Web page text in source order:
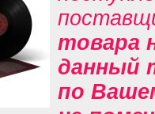
товара
данный
по